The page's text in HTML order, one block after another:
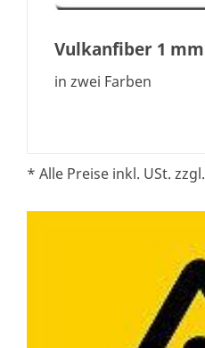
Vulkanfiber 1 mm
in zwei Farben
* Alle Preise inkl. USt. zzgl.